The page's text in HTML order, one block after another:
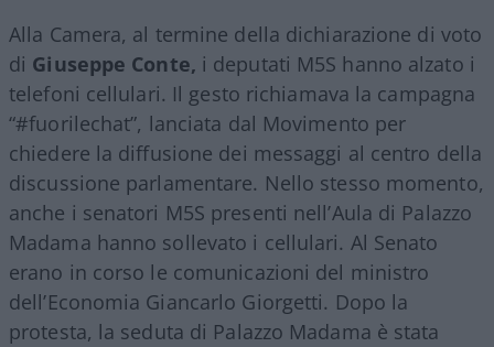
Alla Camera, al termine della dichiarazione di voto
di Giuseppe Conte, i deputati M5S hanno alzato i
telefoni cellulari. Il gesto richiamava la campagna
“#fuorilechat”, lanciata dal Movimento per
chiedere la diffusione dei messaggi al centro della
discussione parlamentare. Nello stesso momento,
anche i senatori M5S presenti nell’Aula di Palazzo
Madama hanno sollevato i cellulari. Al Senato
erano in corso le comunicazioni del ministro
dell’Economia Giancarlo Giorgetti. Dopo la
protesta, la seduta di Palazzo Madama è stata